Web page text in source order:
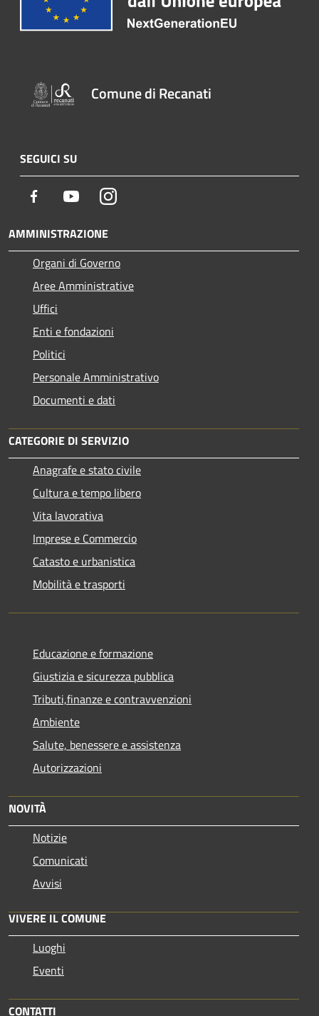
Comune di Recanati
SEGUICI SU
Facebook YoutubeInstagram
AMMINISTRAZIONE
Organi di Governo
Aree Amministrative
Uffici
Enti e fondazioni
Politici
Personale Amministrativo
Documenti e dati
CATEGORIE DI SERVIZIO
Anagrafe e stato civile
Cultura e tempo libero
Vita lavorativa
Imprese e Commercio
Catasto e urbanistica
Mobilità e trasporti
Educazione e formazione
Giustizia e sicurezza pubblica
Tributi,finanze e contravvenzioni
Ambiente
Salute, benessere e assistenza
Autorizzazioni
NOVITÀ
Notizie
Comunicati
Avvisi
VIVERE IL COMUNE
Luoghi
Eventi
CONTATTI